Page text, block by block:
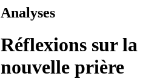
Analyses
Réflexions sur la
nouvelle prière